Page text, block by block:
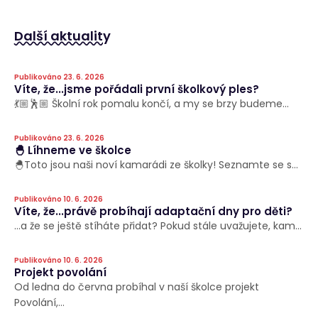
Další aktuality
Publikováno 23. 6. 2026
Víte, že...jsme pořádali první školkový ples?
💃🏼🕺🏼 Školní rok pomalu končí, a my se brzy budeme...
Publikováno 23. 6. 2026
🐣 Líhneme ve školce
🐣Toto jsou naši noví kamarádi ze školky! Seznamte se s...
Publikováno 10. 6. 2026
Víte, že...právě probíhají adaptační dny pro děti?
…a že se ještě stíháte přidat? Pokud stále uvažujete, kam...
Publikováno 10. 6. 2026
Projekt povolání
Od ledna do června probíhal v naší školce projekt
Povolání,...